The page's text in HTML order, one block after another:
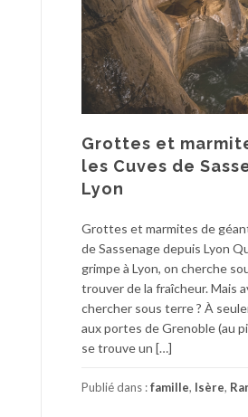
Grottes et
les Cuves de
Lyon
Grottes et marmites de
de Sassenage depuis Lyon
grimpe à Lyon, on cherche
trouver de la fraîcheur. Mais
chercher sous terre ? À
aux portes de Grenoble (au
se trouve un […]
Publié dans :famille, Isère,